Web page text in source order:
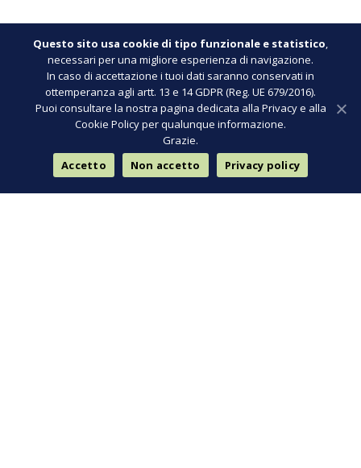
Questo sito usa cookie di tipo funzionale e statistico,
necessari per una migliore esperienza di navigazione.
In caso di accettazione i tuoi dati saranno conservati in
ottemperanza agli artt. 13 e 14 GDPR (Reg. UE 679/2016).
Puoi consultare la nostra pagina dedicata alla Privacy e alla
Cookie Policy per qualunque informazione.
Grazie.
Accetto
Non accetto Privacy policy